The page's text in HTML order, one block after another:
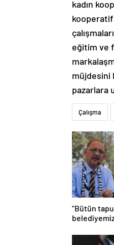
kadın
eğitim ve
müjdesini
pazarlara
Çalışma
“Bütün